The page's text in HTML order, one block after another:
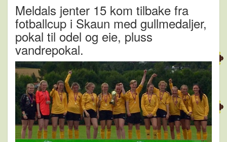
Meldals jenter 15 kom tilbake fra
fotballcup i Skaun med gullmedaljer,
pokal til odel og eie, pluss
vandrepokal.